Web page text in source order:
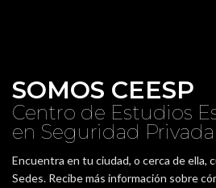
SOMOS CEESP
Centro de Estudios
en Seguridad Privada
Encuentra en tu ciudad, o cerca de ella,
Sedes. Recibe más información sobre